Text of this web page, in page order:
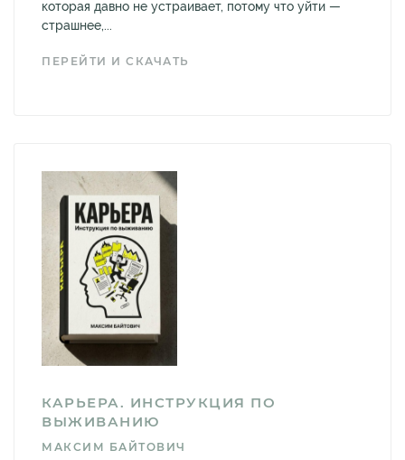
которая давно не устраивает, потому что уйти —
страшнее,...
ПЕРЕЙТИ И СКАЧАТЬ
КАРЬЕРА. ИНСТРУКЦИЯ ПО
ВЫЖИВАНИЮ
МАКСИМ БАЙТОВИЧ